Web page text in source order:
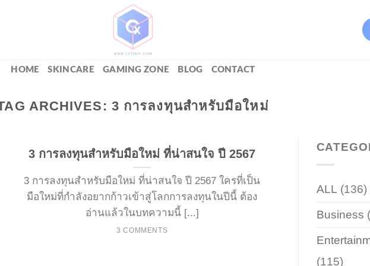
HOME SKINCARE GAMING ZONE BLOG CONTACT
ARCHIVES: 3 การลงทุนสำหรับมือใหม่
3 การลงทุนสำหรับมือใหม่ ที่น่าสนใจ ปี 2567
3 การลงทุนสำหรับมือใหม่ ที่น่าสนใจ ปี 2567 ใครที่เป็น
มือใหม่ที่กำลังอยากก้าวเข้าสู่โลกการลงทุนในปีนี้ ต้อง
อ่านแล้วในบทความนี้ [...]
3 COMMENTS
ALL (136)
Business
(115)